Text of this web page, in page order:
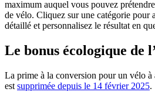
maximum auquel vous pouvez
de vélo. Cliquez sur une catégorie pour
détaillé et personnalisez le résultat en
Le bonus écologique de
La prime à la conversion pour un vélo
est supprimée depuis le 14 février 2025.